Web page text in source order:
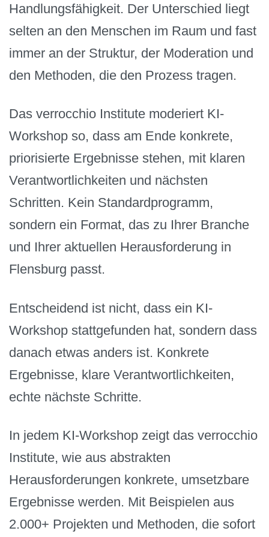
Handlungsfähigkeit. Der Unterschied liegt
selten an den Menschen im Raum und fast
immer an der Struktur, der Moderation und
den Methoden, die den Prozess tragen.
Das verrocchio Institute moderiert KI-
Workshop so, dass am Ende konkrete,
priorisierte Ergebnisse stehen, mit klaren
Verantwortlichkeiten und nächsten
Schritten. Kein Standardprogramm,
sondern ein Format, das zu Ihrer Branche
und Ihrer aktuellen Herausforderung in
Flensburg passt.
Entscheidend ist nicht, dass ein KI-
Workshop stattgefunden hat, sondern dass
danach etwas anders ist. Konkrete
Ergebnisse, klare Verantwortlichkeiten,
echte nächste Schritte.
In jedem KI-Workshop zeigt das verrocchio
Institute, wie aus abstrakten
Herausforderungen konkrete, umsetzbare
Ergebnisse werden. Mit Beispielen aus
2.000+ Projekten und Methoden, die sofort